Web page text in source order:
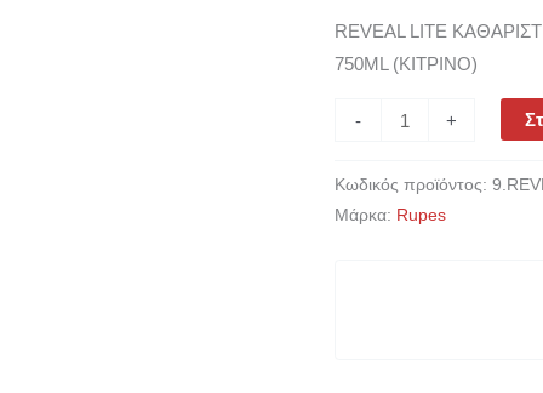
REVEAL LITE
750ML (ΚΙΤΡΙΝΟ)
-
750ML
(ΚΙΤΡΙΝΟ)
+
Κωδικός προϊόντος:
Μάρκα: Rupes